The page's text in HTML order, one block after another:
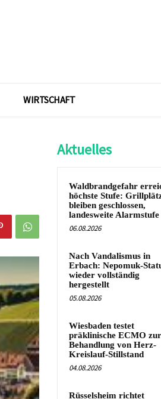
WIRTSCHAFT
Aktuelles
Waldbrandgefahr
höchste Stufe:
bleiben geschlossen,
landesweite
06.08.2026
Nach Vandalismus in
Erbach: Nepomuk-
wieder vollständig
hergestellt
05.08.2026
Wiesbaden testet
präklinische ECMO zur
Behandlung von Herz-
Kreislauf-Stillstand
04.08.2026
Rüsselsheim richtet